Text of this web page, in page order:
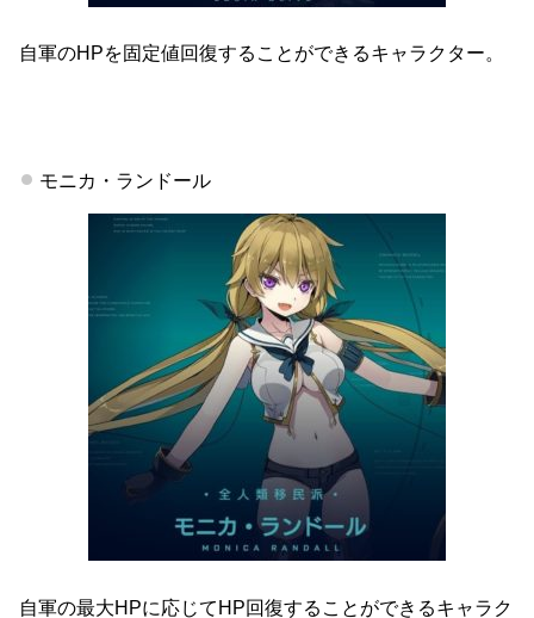
自軍のHPを固定値回復することができるキャラクター。
モニカ・ランドール
自軍の最大HPに応じてHP回復することができるキャラク